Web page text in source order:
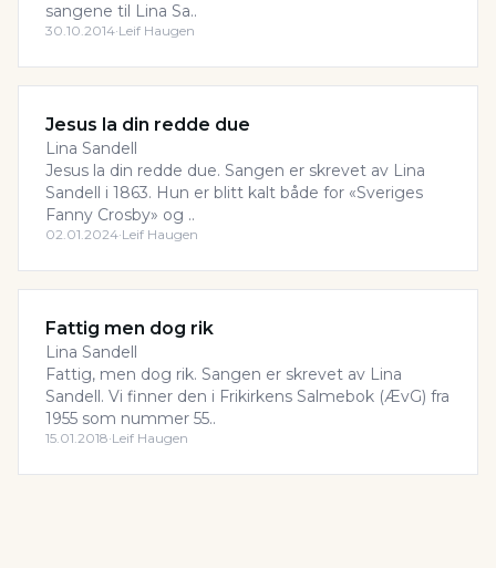
sangene til Lina Sa..
30.10.2014·Leif Haugen
Jesus la din redde due
Lina Sandell
Jesus la din redde due. Sangen er skrevet av Lina
Sandell i 1863. Hun er blitt kalt både for «Sveriges
Fanny Crosby» og ..
02.01.2024·Leif Haugen
Fattig men dog rik
Lina Sandell
Fattig, men dog rik. Sangen er skrevet av Lina
Sandell. Vi finner den i Frikirkens Salmebok (ÆvG) fra
1955 som nummer 55..
15.01.2018·Leif Haugen